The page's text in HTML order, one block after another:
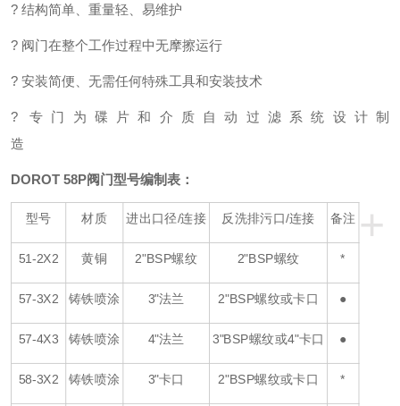
? 结构简单、重量轻、易维护
? 阀门在整个工作过程中无摩擦运行
? 安装简便、无需任何特殊工具和安装技术
?
专门为碟片和介质自动过滤系统设计制
造
DOROT 58P阀门型号编制表：
+
型号 材质 进出口径/连接 反洗排污口/连接 备注
51-2X2 黄铜 2"BSP螺纹 2"BSP螺纹 *
57-3X2 铸铁喷涂 3"法兰 2"BSP螺纹或卡口 ●
57-4X3 铸铁喷涂 4"法兰 3"BSP螺纹或4"卡口 ●
58-3X2 铸铁喷涂 3"卡口 2"BSP螺纹或卡口 *